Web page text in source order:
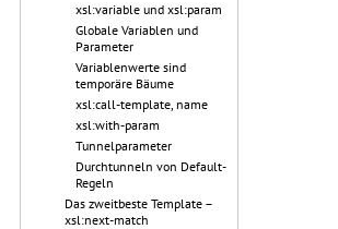
xsl:variable und xsl:param
Globale Variablen und
Parameter
Variablenwerte sind
temporäre Bäume
xsl:call-template, name
xsl:with-param
Tunnelparameter
Durchtunneln von Default-
Regeln
Das zweitbeste Template –
xsl:next-match